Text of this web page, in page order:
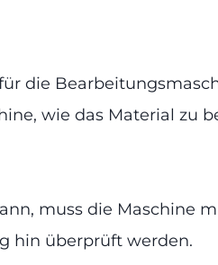
die
wie das Material zu
muss die Maschine
hin überprüft werden.